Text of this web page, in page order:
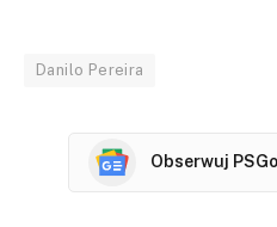
Danilo Pereira
Obserwuj